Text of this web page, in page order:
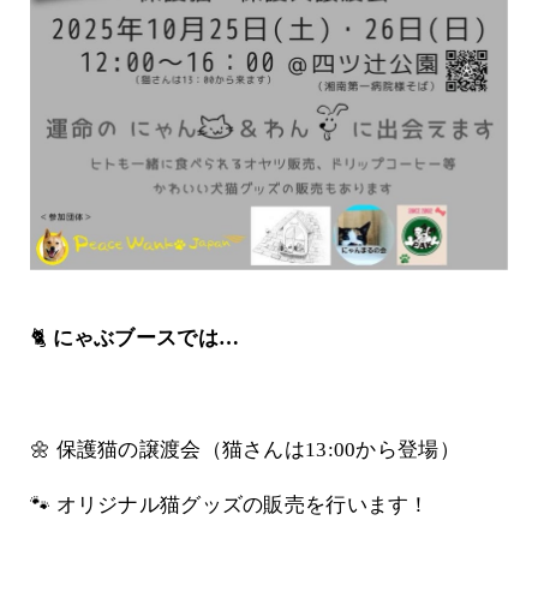
🐈 にゃぶブースでは…
🌼 保護猫の譲渡会（猫さんは13:00から登場）
🐾 オリジナル猫グッズの販売を行います！